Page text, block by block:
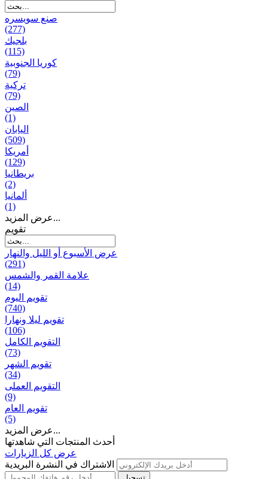
صنع سویسره
(277)
بلجيك
(115)
كوريا الجنوبية
(79)
تركية
(79)
الصين
(1)
اليابان
(509)
أمريكا
(129)
بریطانیا
(2)
ألمانيا
(1)
عرض المزيد...
تقويم
عرض الأسبوع أو الليل والنهار
(291)
علامة القمر والشمس
(14)
تقویم الیوم
(740)
تقويم ليلا ونهارا
(106)
التقويم الكامل
(73)
تقويم الشهر
(34)
التقويم العملی
(9)
تقويم العام
(5)
عرض المزيد...
أحدث المنتجات التي شاهدتها
عرض كل الزيارات
الاشتراك في النشرة البريدية